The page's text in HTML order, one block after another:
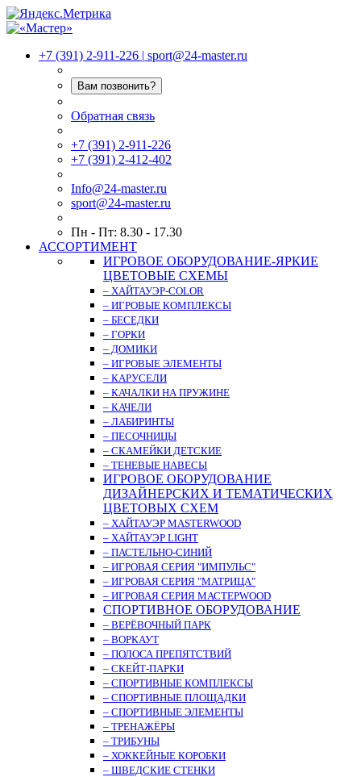
+7 (391) 2-911-226 | sport@24-master.ru
Вам позвонить?
Обратная связь
+7 (391) 2-911-226
+7 (391) 2-412-402
Info@24-master.ru
sport@24-master.ru
Пн - Пт: 8.30 - 17.30
АССОРТИМЕНТ
ИГРОВОЕ ОБОРУДОВАНИЕ-ЯРКИЕ
ЦВЕТОВЫЕ СХЕМЫ
– ХАЙТАУЭР-COLOR
– ИГРОВЫЕ КОМПЛЕКСЫ
– БЕСЕДКИ
– ГОРКИ
– ДОМИКИ
– ИГРОВЫЕ ЭЛЕМЕНТЫ
– КАРУСЕЛИ
– КАЧАЛКИ НА ПРУЖИНЕ
– КАЧЕЛИ
– ЛАБИРИНТЫ
– ПЕСОЧНИЦЫ
– СКАМЕЙКИ ДЕТСКИЕ
– ТЕНЕВЫЕ НАВЕСЫ
ИГРОВОЕ ОБОРУДОВАНИЕ
ДИЗАЙНЕРСКИХ И ТЕМАТИЧЕСКИХ
ЦВЕТОВЫХ СХЕМ
– ХАЙТАУЭР MASTERWOOD
– ХАЙТАУЭР LIGHT
– ПАСТЕЛЬНО-СИНИЙ
– ИГРОВАЯ СЕРИЯ "ИМПУЛЬС"
– ИГРОВАЯ СЕРИЯ "МАТРИЦА"
– ИГРОВАЯ СЕРИЯ МАСТЕРWOOD
СПОРТИВНОЕ ОБОРУДОВАНИЕ
– ВЕРЁВОЧНЫЙ ПАРК
– ВОРКАУТ
– ПОЛОСА ПРЕПЯТСТВИЙ
– СКЕЙТ-ПАРКИ
– СПОРТИВНЫЕ КОМПЛЕКСЫ
– СПОРТИВНЫЕ ПЛОЩАДКИ
– СПОРТИВНЫЕ ЭЛЕМЕНТЫ
– ТРЕНАЖЁРЫ
– ТРИБУНЫ
– ХОККЕЙНЫЕ КОРОБКИ
– ШВЕДСКИЕ СТЕНКИ